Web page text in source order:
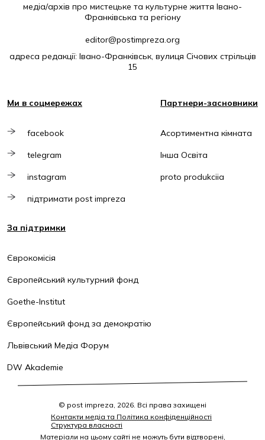
медіа/архів про мистецьке та культурне життя Івано-
Франківська та регіону
editor@postimpreza.org
адреса редакції: Івано-Франківськ, вулиця Січових стрільців
15
Ми в соцмережах
facebook
telegram
instagram
підтримати post impreza
Партнери-засновники
Асортиментна кімната
Інша Освіта
proto produkciia
За підтримки
Єврокомісія
Європейський культурний фонд
Goethe-Institut
Європейський фонд за демократію
Львівський Медіа Форум
DW Akademie
© post impreza, 2026. Всі права захищені
Контакти медіа та Політика конфіденційності
Структура власності
Матеріали на цьому сайті не можуть бути відтворені,